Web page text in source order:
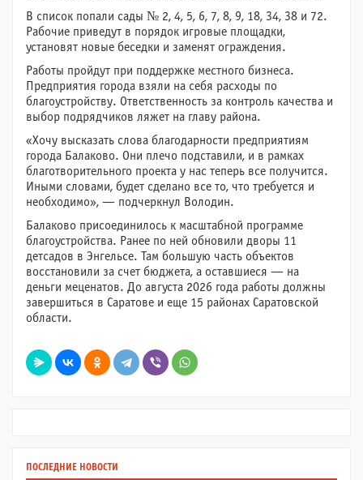
В список попали сады № 2, 4, 5, 6, 7, 8, 9, 18, 34, 38 и 72.
Рабочие приведут в порядок игровые площадки,
установят новые беседки и заменят ограждения.
Работы пройдут при поддержке местного бизнеса.
Предприятия города взяли на себя расходы по
благоустройству. Ответственность за контроль качества и
выбор подрядчиков ляжет на главу района.
«Хочу высказать слова благодарности предприятиям
города Балаково. Они плечо подставили, и в рамках
благотворительного проекта у нас теперь все получится.
Иными словами, будет сделано все то, что требуется и
необходимо», — подчеркнул Володин.
Балаково присоединилось к масштабной программе
благоустройства. Ранее по ней обновили дворы 11
детсадов в Энгельсе. Там большую часть объектов
восстановили за счет бюджета, а оставшиеся — на
деньги меценатов. До августа 2026 года работы должны
завершиться в Саратове и еще 15 районах Саратовской
области.
ПОСЛЕДНИЕ НОВОСТИ